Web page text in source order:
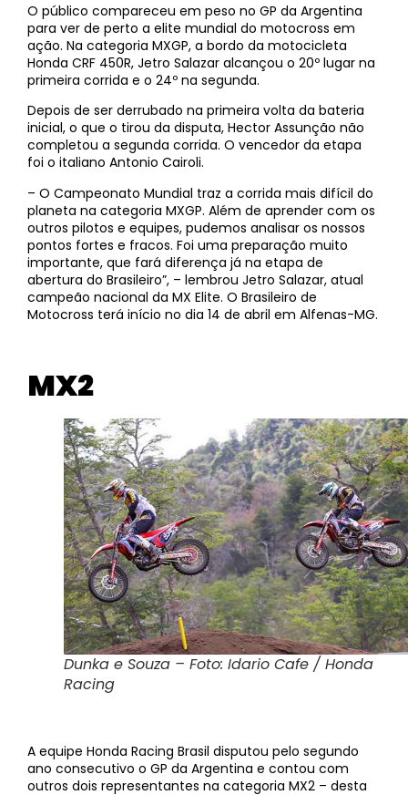
O público compareceu em peso no GP da Argentina
para ver de perto a elite mundial do motocross em
ação. Na categoria MXGP, a bordo da motocicleta
Honda CRF 450R, Jetro Salazar alcançou o 20º lugar na
primeira corrida e o 24º na segunda.
Depois de ser derrubado na primeira volta da bateria
inicial, o que o tirou da disputa, Hector Assunção não
completou a segunda corrida. O vencedor da etapa
foi o italiano Antonio Cairoli.
– O Campeonato Mundial traz a corrida mais difícil do
planeta na categoria MXGP. Além de aprender com os
outros pilotos e equipes, pudemos analisar os nossos
pontos fortes e fracos. Foi uma preparação muito
importante, que fará diferença já na etapa de
abertura do Brasileiro”, – lembrou Jetro Salazar, atual
campeão nacional da MX Elite. O Brasileiro de
Motocross terá início no dia 14 de abril em Alfenas-MG.
MX2
Dunka e Souza – Foto: Idario Cafe / Honda
Racing
A equipe Honda Racing Brasil disputou pelo segundo
ano consecutivo o GP da Argentina e contou com
outros dois representantes na categoria MX2 – desta